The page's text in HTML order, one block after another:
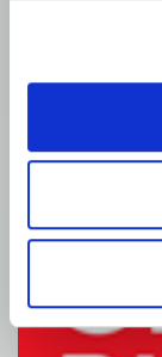
Fællesskab